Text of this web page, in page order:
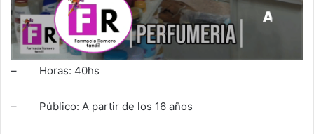
– Horas: 40hs
– Público: A partir de los 16 años